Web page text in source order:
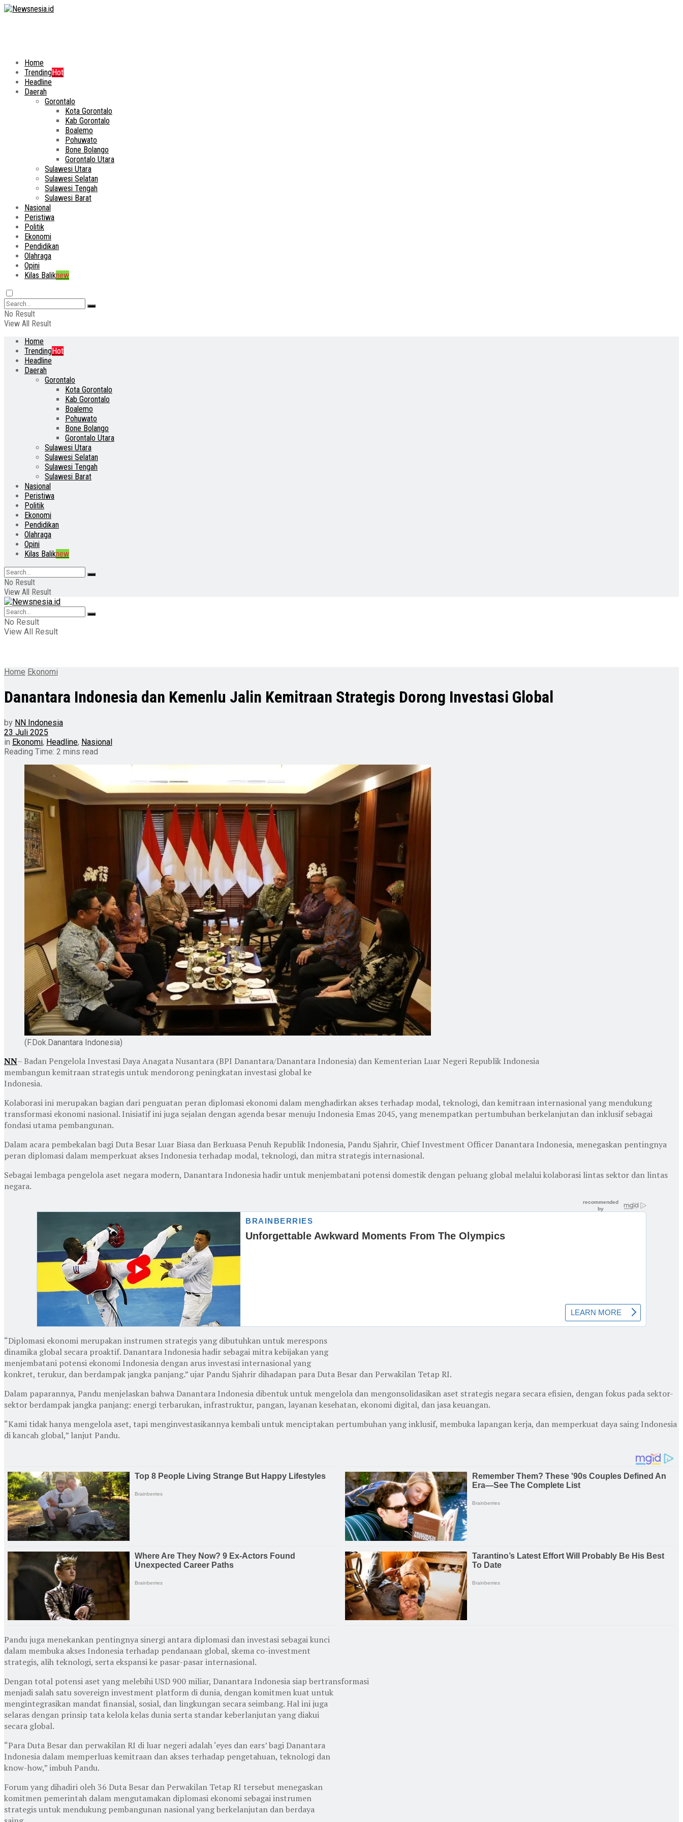
Home
TrendingHot
Headline
Daerah
Gorontalo
Kota Gorontalo
Kab Gorontalo
Boalemo
Pohuwato
Bone Bolango
Gorontalo Utara
Sulawesi Utara
Sulawesi Selatan
Sulawesi Tengah
Sulawesi Barat
Nasional
Peristiwa
Politik
Ekonomi
Pendidikan
Olahraga
Opini
Kilas Baliknew
No Result
View All Result
Home
TrendingHot
Headline
Daerah
Gorontalo
Kota Gorontalo
Kab Gorontalo
Boalemo
Pohuwato
Bone Bolango
Gorontalo Utara
Sulawesi Utara
Sulawesi Selatan
Sulawesi Tengah
Sulawesi Barat
Nasional
Peristiwa
Politik
Ekonomi
Pendidikan
Olahraga
Opini
Kilas Baliknew
No Result
View All Result
No Result
View All Result
Home Ekonomi
Danantara Indonesia dan Kemenlu Jalin Kemitraan Strategis Dorong Investasi Global
by NN Indonesia
23 Juli 2025
in Ekonomi, Headline, Nasional
Reading Time: 2 mins read
(F.Dok.Danantara Indonesia)
NN– Badan Pengelola Investasi Daya Anagata Nusantara (BPI Danantara/Danantara Indonesia) dan Kementerian Luar Negeri Republik Indonesia
membangun kemitraan strategis untuk mendorong peningkatan investasi global ke
Indonesia.
Kolaborasi ini merupakan bagian dari penguatan peran diplomasi ekonomi dalam menghadirkan akses terhadap modal, teknologi, dan kemitraan internasional yang mendukung
transformasi ekonomi nasional. Inisiatif ini juga sejalan dengan agenda besar menuju Indonesia Emas 2045, yang menempatkan pertumbuhan berkelanjutan dan inklusif sebagai
fondasi utama pembangunan.
Dalam acara pembekalan bagi Duta Besar Luar Biasa dan Berkuasa Penuh Republik Indonesia, Pandu Sjahrir, Chief Investment Officer Danantara Indonesia, menegaskan pentingnya
peran diplomasi dalam memperkuat akses Indonesia terhadap modal, teknologi, dan mitra strategis internasional.
Sebagai lembaga pengelola aset negara modern, Danantara Indonesia hadir untuk menjembatani potensi domestik dengan peluang global melalui kolaborasi lintas sektor dan lintas
negara.
“Diplomasi ekonomi merupakan instrumen strategis yang dibutuhkan untuk merespons
dinamika global secara proaktif. Danantara Indonesia hadir sebagai mitra kebijakan yang
menjembatani potensi ekonomi Indonesia dengan arus investasi internasional yang
konkret, terukur, dan berdampak jangka panjang.” ujar Pandu Sjahrir dihadapan para Duta Besar dan Perwakilan Tetap RI.
Dalam paparannya, Pandu menjelaskan bahwa Danantara Indonesia dibentuk untuk mengelola dan mengonsolidasikan aset strategis negara secara efisien, dengan fokus pada sektor-
sektor berdampak jangka panjang: energi terbarukan, infrastruktur, pangan, layanan kesehatan, ekonomi digital, dan jasa keuangan.
“Kami tidak hanya mengelola aset, tapi menginvestasikannya kembali untuk menciptakan pertumbuhan yang inklusif, membuka lapangan kerja, dan memperkuat daya saing Indonesia
di kancah global,” lanjut Pandu.
Pandu juga menekankan pentingnya sinergi antara diplomasi dan investasi sebagai kunci
dalam membuka akses Indonesia terhadap pendanaan global, skema co-investment
strategis, alih teknologi, serta ekspansi ke pasar-pasar internasional.
Dengan total potensi aset yang melebihi USD 900 miliar, Danantara Indonesia siap bertransformasi
menjadi salah satu sovereign investment platform di dunia, dengan komitmen kuat untuk
mengintegrasikan mandat finansial, sosial, dan lingkungan secara seimbang. Hal ini juga
selaras dengan prinsip tata kelola kelas dunia serta standar keberlanjutan yang diakui
secara global.
“Para Duta Besar dan perwakilan RI di luar negeri adalah ‘eyes dan ears’ bagi Danantara
Indonesia dalam memperluas kemitraan dan akses terhadap pengetahuan, teknologi dan
know-how,” imbuh Pandu.
Forum yang dihadiri oleh 36 Duta Besar dan Perwakilan Tetap RI tersebut menegaskan
komitmen pemerintah dalam mengutamakan diplomasi ekonomi sebagai instrumen
strategis untuk mendukung pembangunan nasional yang berkelanjutan dan berdaya